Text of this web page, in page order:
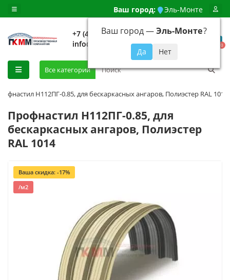
Ваш город: Эль-Монте
Ваш город —Эль-Монте?
+7 (499) 648-92-94
info@evroshtaketnikmoskva.ru
0
Все категории
H112ПГ-0.85, для бескаркасных ангаров, Полиэстер RAL 1014
Профнастил H112ПГ-0.85, для
бескаркасных ангаров, Полиэстер
RAL 1014
Ваша скидка: -17%
/м2